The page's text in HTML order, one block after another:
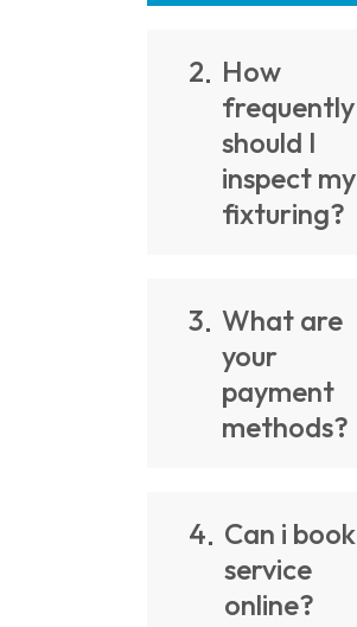
2 How
frequently
should I
inspect my
fixturing?
3 What are
your
payment
methods?
4 Can i
service
online?